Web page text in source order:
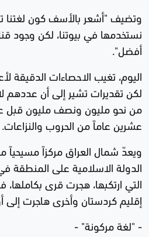
وتضيف "أشعر بالأسف كون لغتنا
نستخدمها في بيوتنا، لكن وجود
أفضل".
اليوم، تغيب الاحصاءات الدقيقة
من نحو مليون ونصف مليون قبل
عشرين عاماً من الحروب والنزاعات.
ويعدّ شمال العراق مركزاً مسيحياً
التي ارتكبها، هجرت قرى بكاملها،
إقليم كردستان وأخرى هاجرت إلى
- "لغة مركونة" -